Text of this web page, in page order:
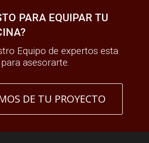
PARA EQUIPAR TU
Equipo de expertos esta
asesorarte.
DE TU PROYECTO